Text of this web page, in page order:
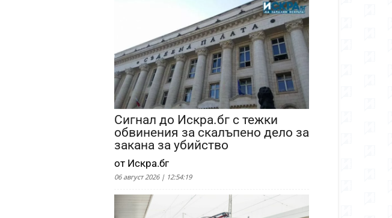
Сигнал до Искра.бг с тежки
обвинения за скалъпено дело за
закана за убийство
от Искра.бг
06 август 2026 | 12:54:19